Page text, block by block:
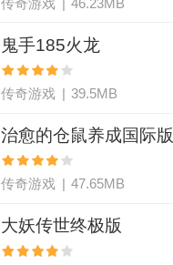
鬼手185火龙
传奇游戏 | 39.5MB
治愈的仓鼠养成国际版
传奇游戏 | 47.65MB
大妖传世终极版